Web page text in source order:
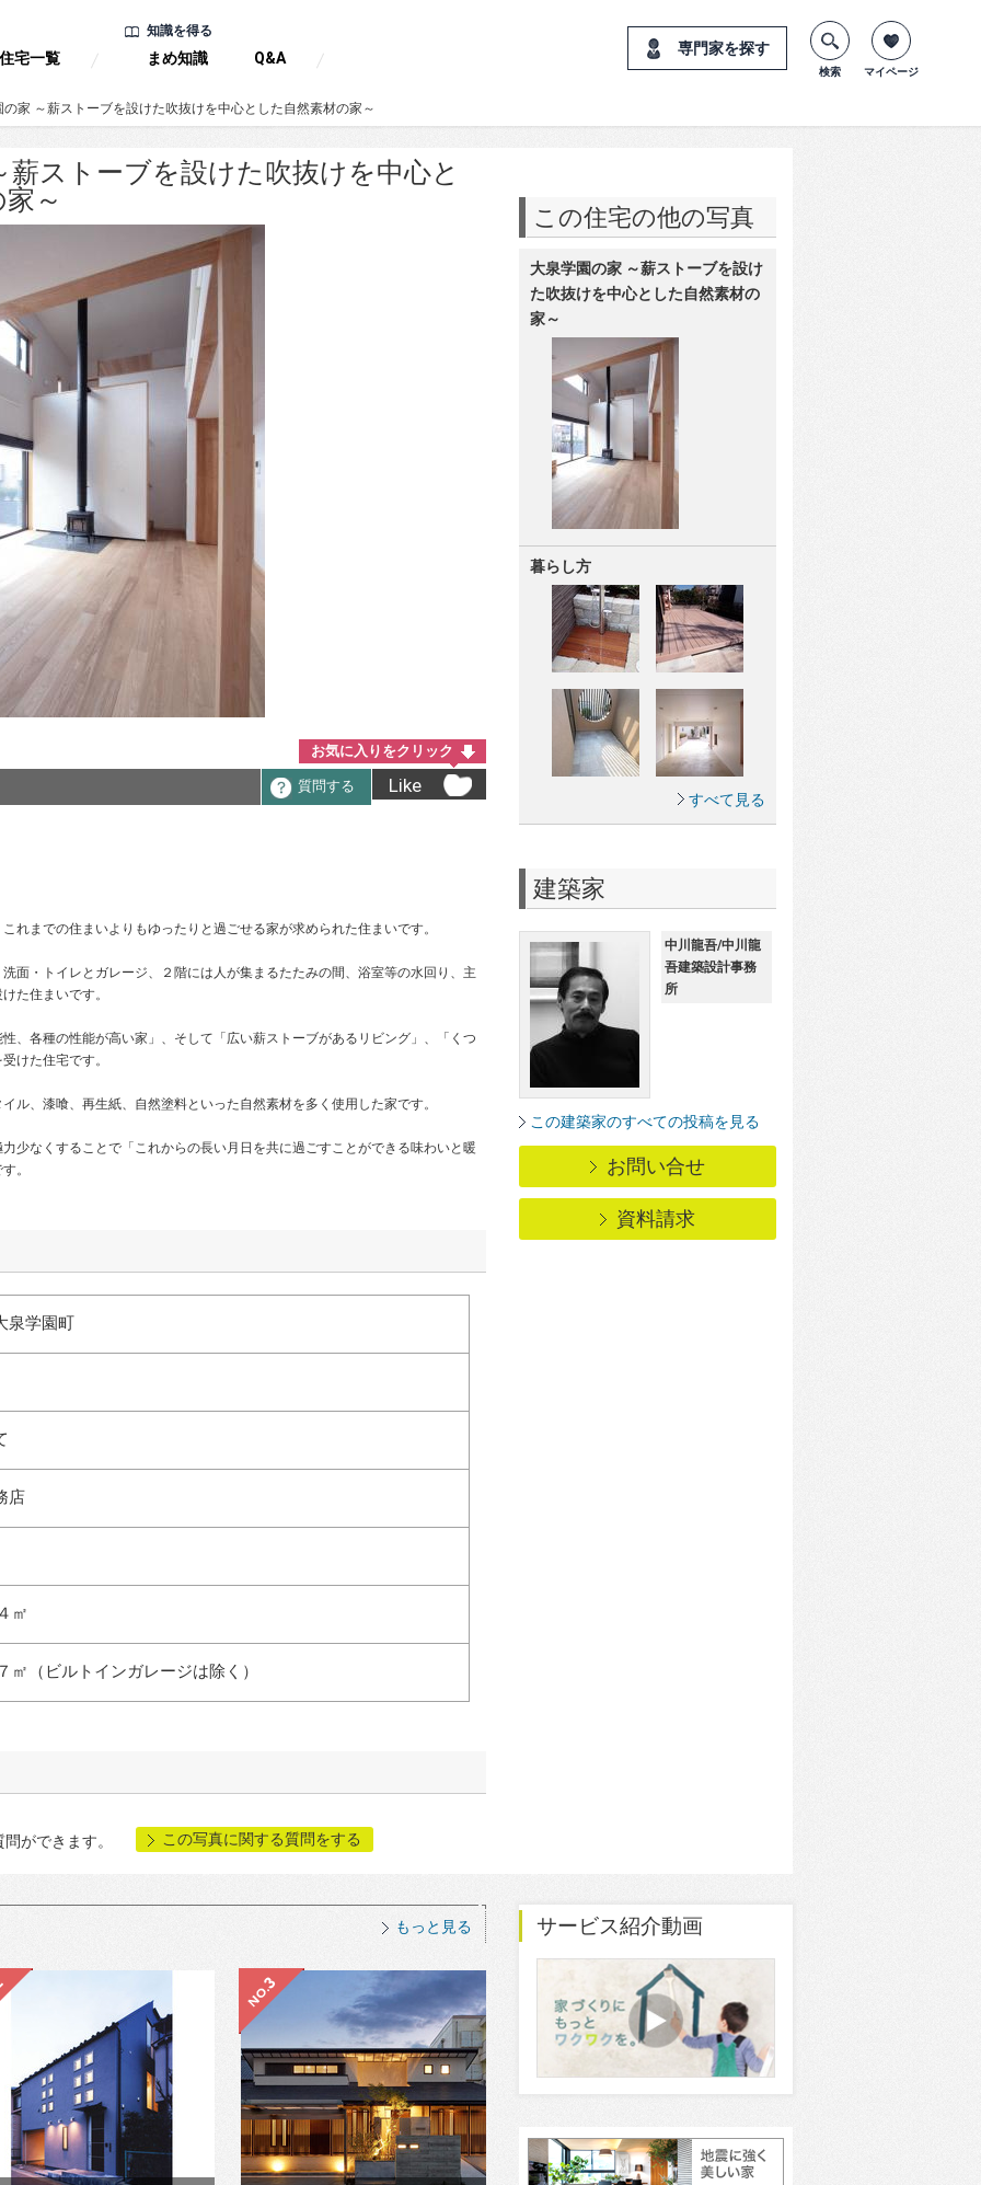
宅一覧
知識を得る
まめ知識 Q&A
専門家を探す
検索 マイページ
の家 ～薪ストーブを設けた吹抜けを中心とした自然素材の家～
薪ストーブを設けた吹抜けを中心と
～
お気に入りをクリック
質問する Like
れまでの住まいよりもゆったりと過ごせる家が求められた住まいです。
面・トイレとガレージ、２階には人が集まるたたみの間、浴室等の水回り、主
た住まいです。
、各種の性能が高い家」、そして「広い薪ストーブがあるリビング」、「くつ
けた住宅です。
ル、漆喰、再生紙、自然塗料といった自然素材を多く使用した家です。
少なくすることで「これからの長い月日を共に過ごすことができる味わいと暖
。
泉学園町
店
㎡
㎡（ビルトインガレージは除く）
ができます。 この写真に関する質問をする
この住宅の他の写真
大泉学園の家 ～薪ストーブを設け
た吹抜けを中心とした自然素材の
家～
暮らし方
すべて見る
建築家
中川龍吾/中川龍
吾建築設計事務
所
この建築家のすべての投稿を見る
お問い合せ
資料請求
もっと見る サービス紹介動画